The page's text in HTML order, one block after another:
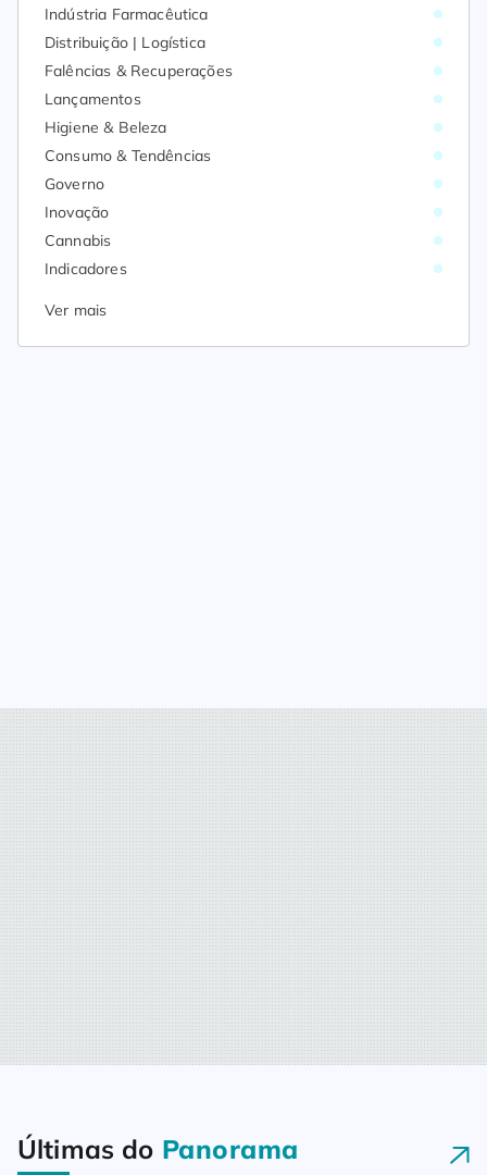
Indústria Farmacêutica
Distribuição | Logística
Falências & Recuperações
Lançamentos
Higiene & Beleza
Consumo & Tendências
Governo
Inovação
Cannabis
Indicadores
Ver mais
Últimas do Panorama